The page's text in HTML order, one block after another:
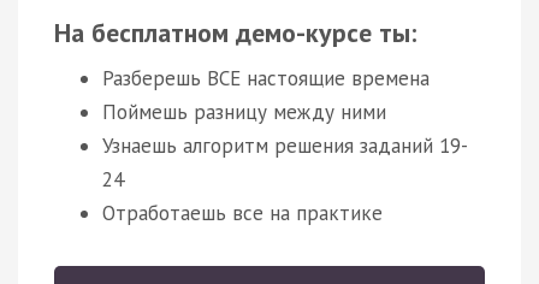
На бесплатном демо-курсе ты:
Разберешь ВСЕ настоящие времена
Поймешь разницу между ними
Узнаешь алгоритм решения заданий 19-
24
Отработаешь все на практике